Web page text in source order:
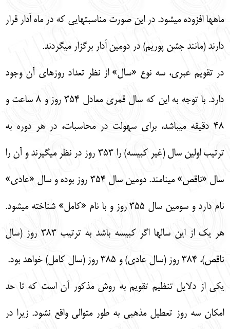
ماهها افزوده ميشود. در اين صورت مناسبتهايي كه در ماه اَدار قرار
دارند (مانند جشن پوريم) در دومين اَدار برگزار ميگردند.
در تقويم عبري، سه نوع «سال» از نظر تعداد روزهاي آن وجود
دارد. با توجه به اين كه سال قمري معادل 354 روز و 8 ساعت و
48 دقيقه ميباشد، براي سهولت در محاسبات، در هر دوره به
ترتيب اولين سال (غير كبيسه) را 353 روز در نظر ميگيرند و آن را
سال «ناقص» مينامند. دومين سال 354 روز بوده و سال «عادي»
نام دارد و سومين سال 355 روز و با نام «كامل» شناخته ميشود.
هر يك از اين سالها اگر كبيسه باشد به ترتيب 383 روز (سال
ناقص)، 384 روز (سال عادي) و 385 روز (سال كامل) خواهد بود.
يكي از دلايل تنظيم تقويم به روش مذكور آن است كه تا حد
امكان سه روز تعطيل مذهبي به طور متوالي واقع نشود. زيرا در